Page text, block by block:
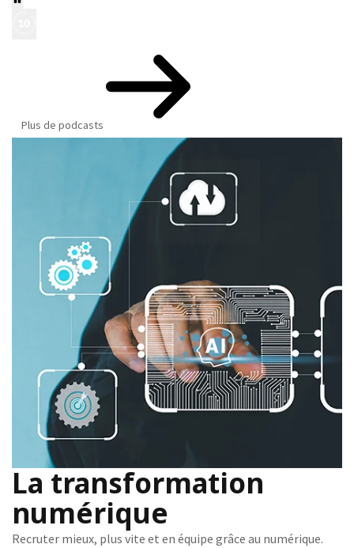
Plus de podcasts
La transformation
numérique
Recruter mieux, plus vite et en équipe grâce au numérique.